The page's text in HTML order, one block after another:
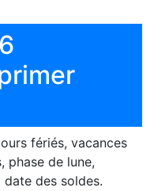
fériés, vacances
phase de lune,
date des soldes.